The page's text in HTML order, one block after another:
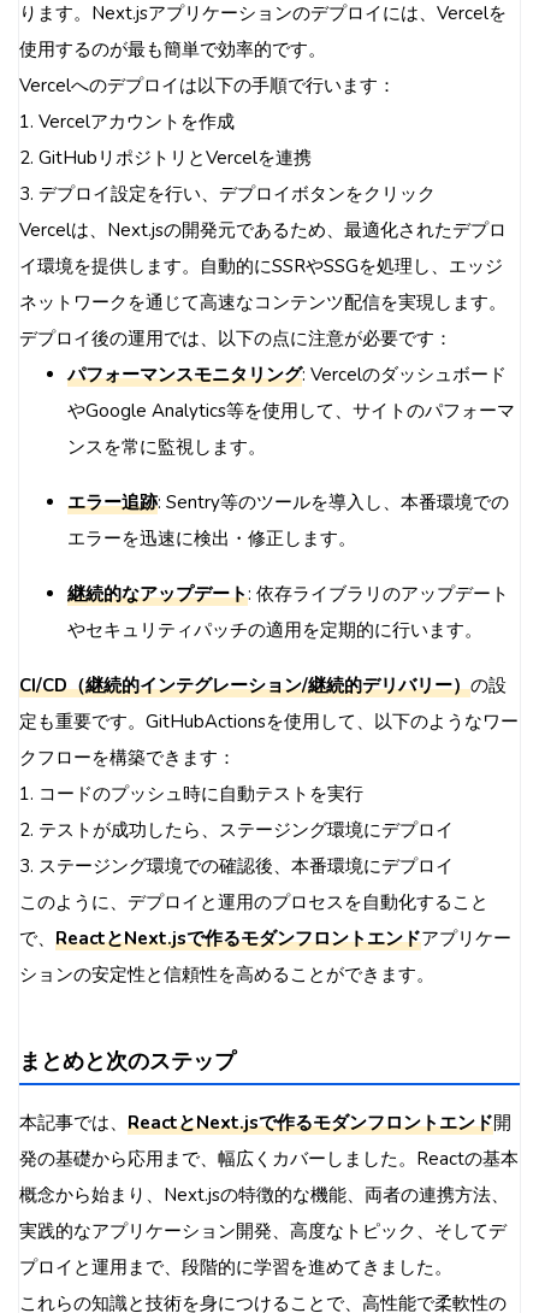
ります。Next.jsアプリケーションのデプロイには、Vercelを
使用するのが最も簡単で効率的です。
Vercelへのデプロイは以下の手順で行います：
1. Vercelアカウントを作成
2. GitHubリポジトリとVercelを連携
3. デプロイ設定を行い、デプロイボタンをクリック
Vercelは、Next.jsの開発元であるため、最適化されたデプロ
イ環境を提供します。自動的にSSRやSSGを処理し、エッジ
ネットワークを通じて高速なコンテンツ配信を実現します。
デプロイ後の運用では、以下の点に注意が必要です：
パフォーマンスモニタリング: Vercelのダッシュボード
やGoogle Analytics等を使用して、サイトのパフォーマ
ンスを常に監視します。
エラー追跡: Sentry等のツールを導入し、本番環境での
エラーを迅速に検出・修正します。
継続的なアップデート: 依存ライブラリのアップデート
やセキュリティパッチの適用を定期的に行います。
CI/CD（継続的インテグレーション/継続的デリバリー）の設
定も重要です。GitHubActionsを使用して、以下のようなワー
クフローを構築できます：
1. コードのプッシュ時に自動テストを実行
2. テストが成功したら、ステージング環境にデプロイ
3. ステージング環境での確認後、本番環境にデプロイ
このように、デプロイと運用のプロセスを自動化すること
で、 ReactとNext.jsで作るモダンフロントエンドアプリケー
ションの安定性と信頼性を高めることができます。
まとめと次のステップ
本記事では、 ReactとNext.jsで作るモダンフロントエンド開
発の基礎から応用まで、幅広くカバーしました。Reactの基本
概念から始まり、Next.jsの特徴的な機能、両者の連携方法、
実践的なアプリケーション開発、高度なトピック、そしてデ
プロイと運用まで、段階的に学習を進めてきました。
これらの知識と技術を身につけることで、高性能で柔軟性の